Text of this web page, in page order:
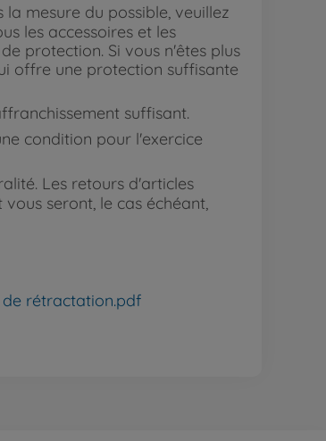
mesure du possible, veuillez
les accessoires et les
protection. Si vous n'êtes plus
offre une protection suffisante
suffisant.
condition pour l'exercice
Les retours d'articles
seront, le cas échéant,
rétractation.pdf